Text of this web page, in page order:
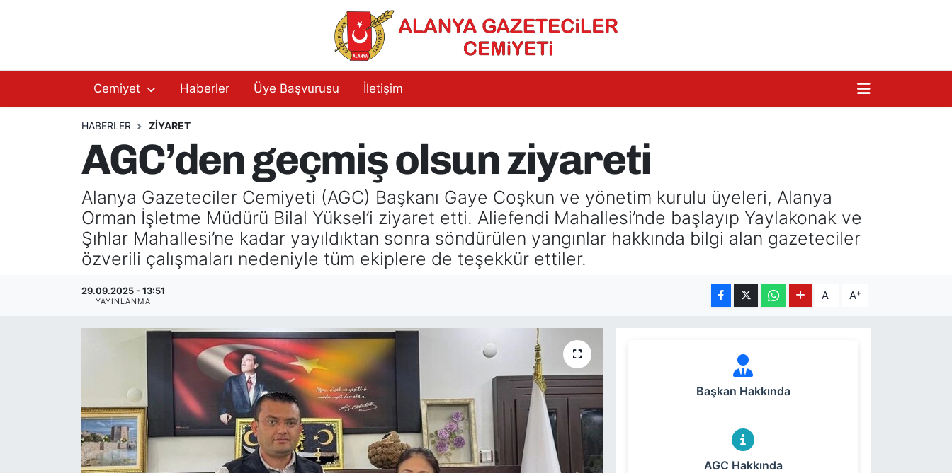
Cemiyet Haberler Üye Başvurusu İletişim
HABERLER ZIYARET
AGC’den geçmiş olsun ziyareti
Alanya Gazeteciler Cemiyeti (AGC) Başkanı Gaye Coşkun ve yönetim kurulu üyeleri, Alanya
Orman İşletme Müdürü Bilal Yüksel’i ziyaret etti. Aliefendi Mahallesi’nde başlayıp Yaylakonak ve
Şıhlar Mahallesi’ne kadar yayıldıktan sonra söndürülen yangınlar hakkında bilgi alan gazeteciler
özverili çalışmaları nedeniyle tüm ekiplere de teşekkür ettiler.
29.09.2025 - 13:51
YAYINLANMA A- A+
Başkan Hakkında
AGC Hakkında
Başkanlarımız
Yönetim Kurulu
Üyelerimiz
Tüzüğümüz
Üye Başvurusu
AGC Hakkında
Yönetim Kurulu
Üyelerimiz
Başkanlarımız
Tüzüğümüz